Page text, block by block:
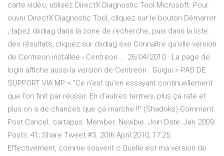
carte vidéo, utilisez DirectX Diagnostic Tool Microsoft. Pour
ouvrir DirectX Diagnostic Tool, cliquez sur le bouton Démarrer
, tapez dxdiag dans la zone de recherche, puis dans la liste
des résultats, cliquez sur dxdiag.exe Connaître qu'elle version
de Centreon installée - Centreon ... 26/04/2010 · La page de
login affiche aussi la version de Centreon . Guigui > PAS DE
SUPPORT VIA MP < "Ce n'est qu'en essayant continuellement
que l'on finit par réussir. En d'autres termes, plus ça rate et
plus on a de chances que ça marche !!" (Shadoks) Comment.
Post Cancel. cartapus. Member. Newbie. Join Date: Jan 2009;
Posts: 41; Share Tweet #3. 20th April 2010, 17:25.
Effectivement, comme souvent c Quelle est ma version de